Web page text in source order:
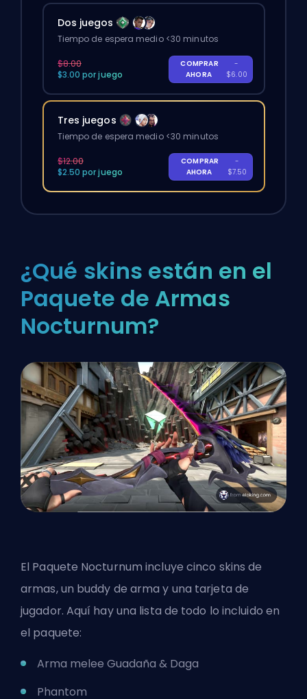
Dos juegos
Tiempo de espera medio <30 minutos
$8.00
$3.00 por juego
COMPRAR
AHORA
-
$6.00
Tres juegos
Tiempo de espera medio <30 minutos
$12.00
$2.50 por juego
COMPRAR
AHORA
-
$7.50
¿Qué skins están en el
Paquete de Armas
Nocturnum?
El Paquete Nocturnum incluye cinco skins de
armas, un buddy de arma y una tarjeta de
jugador. Aquí hay una lista de todo lo incluido en
el paquete:
Arma melee Guadaña & Daga
Phantom